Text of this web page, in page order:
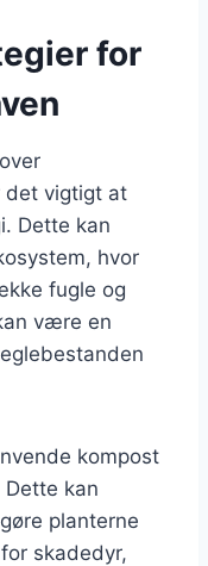
for
det vigtigt at
Dette kan
hvor
fugle og
være en
kompost
Dette kan
planterne
skadedyr,